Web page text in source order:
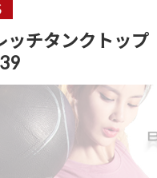
ッチタンクトップ